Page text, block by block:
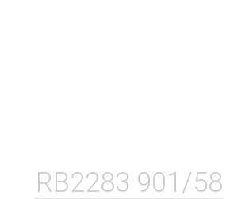
RB2283 901/58